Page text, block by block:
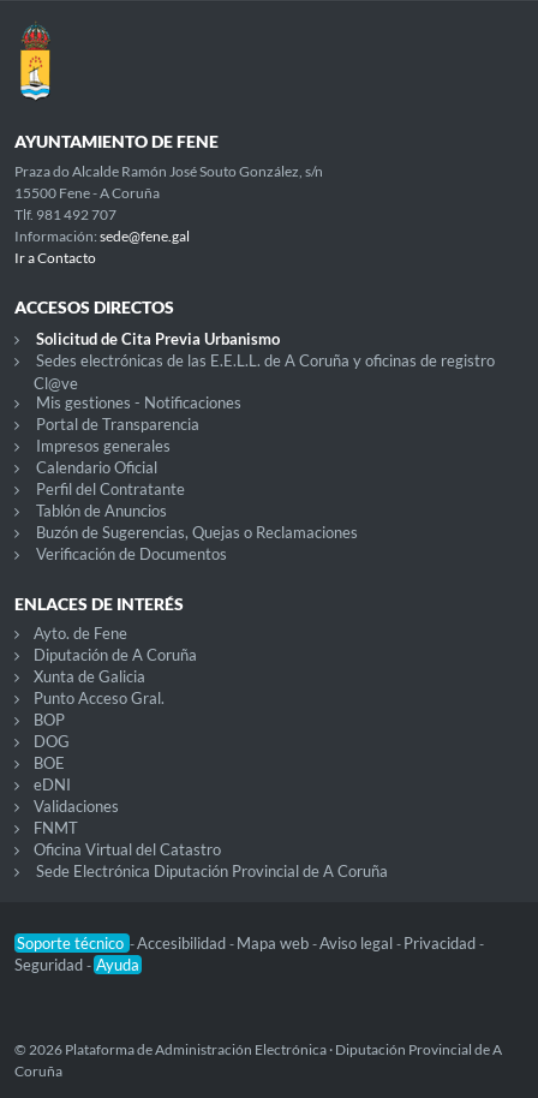
AYUNTAMIENTO DE FENE
Praza do Alcalde Ramón José Souto González, s/n
15500 Fene - A Coruña
Tlf. 981 492 707
Información: sede@fene.gal
Ir a Contacto
ACCESOS DIRECTOS
Solicitud de Cita Previa Urbanismo
Sedes electrónicas de las E.E.L.L. de A Coruña y oficinas de registro
Cl@ve
Mis gestiones - Notificaciones
Portal de Transparencia
Impresos generales
Calendario Oficial
Perfil del Contratante
Tablón de Anuncios
Buzón de Sugerencias, Quejas o Reclamaciones
Verificación de Documentos
ENLACES DE INTERÉS
Ayto. de Fene
Diputación de A Coruña
Xunta de Galicia
Punto Acceso Gral.
BOP
DOG
BOE
eDNI
Validaciones
FNMT
Oficina Virtual del Catastro
Sede Electrónica Diputación Provincial de A Coruña
Soporte técnico -Accesibilidad - Mapa web -Aviso legal - Privacidad -
Seguridad - Ayuda
© 2026 Plataforma de Administración Electrónica · Diputación Provincial de A
Coruña